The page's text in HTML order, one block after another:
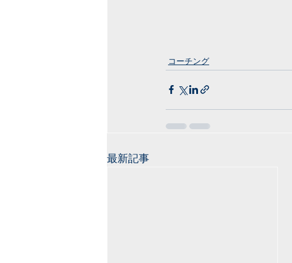
コーチング
最新記事